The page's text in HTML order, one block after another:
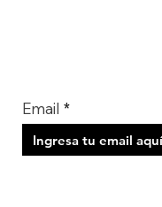
Email